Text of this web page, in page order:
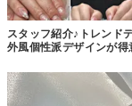
スタッフ紹介♪トレンド
外風個性派デザインが得